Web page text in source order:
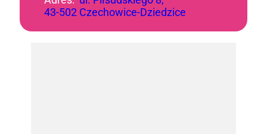
43-502 Czechowice-Dziedzice